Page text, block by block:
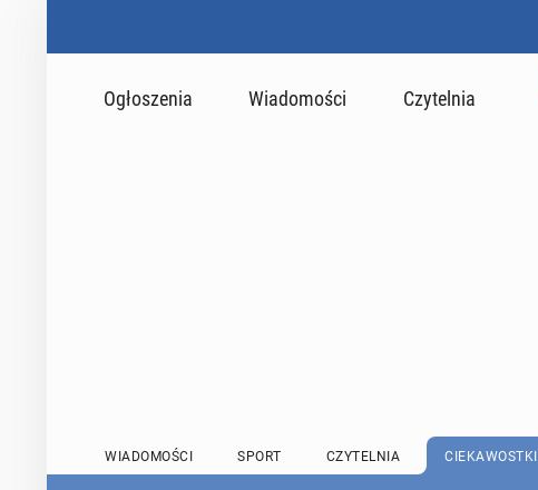
Ogłoszenia Wiadomości Czytelnia
WIADOMOŚCI SPORT CZYTELNIA CIEKAWOSTKI